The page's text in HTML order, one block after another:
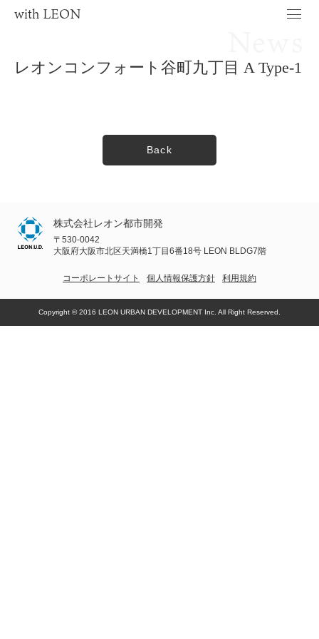
with LEON
レオンコンフォート谷町九丁目 A Type-1
Back
株式会社レオン都市開発
〒530-0042
大阪府大阪市北区天満橋1丁目6番18号 LEON BLDG7階
コーポレートサイト 個人情報保護方針 利用規約
Copyright © 2016 LEON URBAN DEVELOPMENT Inc. All Right Reserved.